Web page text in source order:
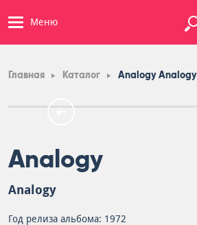
Меню
Главная Каталог Analogy Analogy
Analogy
Analogy
Год релиза альбома: 1972